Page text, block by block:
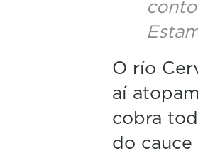
O río
aí
cobra
do